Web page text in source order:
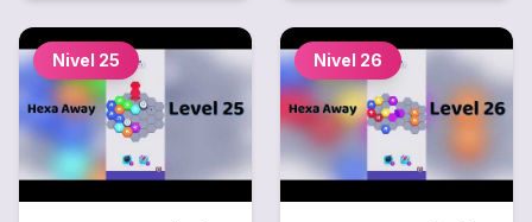
Nivel 25 Nivel 26